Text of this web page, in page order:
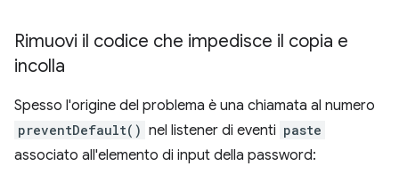
Rimuovi il codice che impedisce il copia e
incolla
Spesso l'origine del problema è una chiamata al numero
preventDefault() nel listener di eventi paste
associato all'elemento di input della password: